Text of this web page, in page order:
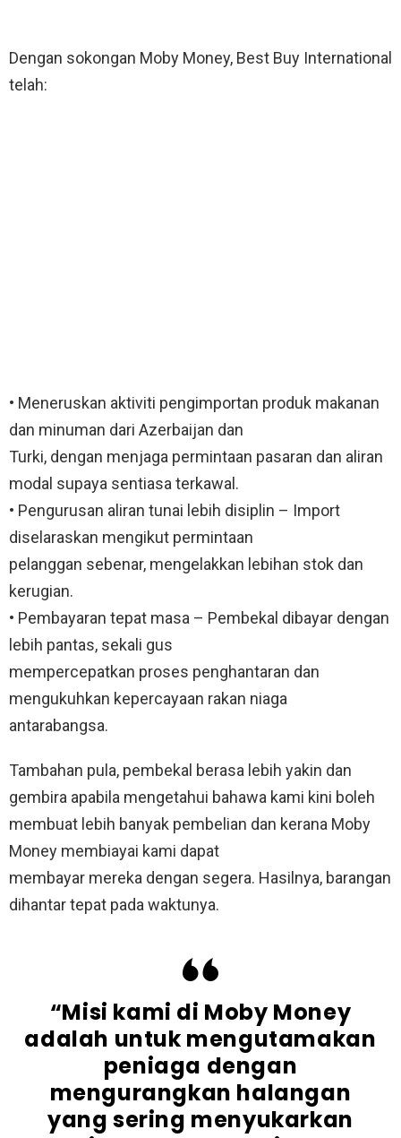
Dengan sokongan Moby Money, Best Buy International
telah:
• Meneruskan aktiviti pengimportan produk makanan
dan minuman dari Azerbaijan dan
Turki, dengan menjaga permintaan pasaran dan aliran
modal supaya sentiasa terkawal.
• Pengurusan aliran tunai lebih disiplin – Import
diselaraskan mengikut permintaan
pelanggan sebenar, mengelakkan lebihan stok dan
kerugian.
• Pembayaran tepat masa – Pembekal dibayar dengan
lebih pantas, sekali gus
mempercepatkan proses penghantaran dan
mengukuhkan kepercayaan rakan niaga
antarabangsa.
Tambahan pula, pembekal berasa lebih yakin dan
gembira apabila mengetahui bahawa kami kini boleh
membuat lebih banyak pembelian dan kerana Moby
Money membiayai kami dapat
membayar mereka dengan segera. Hasilnya, barangan
dihantar tepat pada waktunya.
“Misi kami di Moby Money
adalah untuk mengutamakan
peniaga dengan
mengurangkan halangan
yang sering menyukarkan